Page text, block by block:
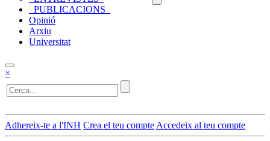
_PUBLICACIONS_
Opinió
Arxiu
Universitat
×
Adhereix-te a l'INH Crea el teu compte Accedeix al teu compte